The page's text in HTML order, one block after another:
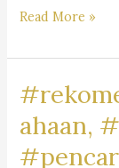
Read More »
ahaan,